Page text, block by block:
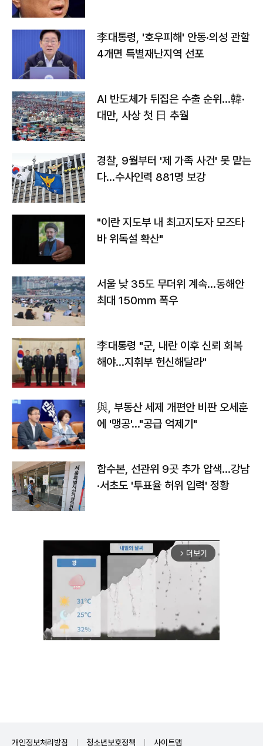
李대통령, '호우피해' 안동·의성 관할
4개면 특별재난지역 선포
AI 반도체가 뒤집은 수출 순위…韓·
대만, 사상 첫 日 추월
경찰, 9월부터 '제 가족 사건' 못 맡는
다…수사인력 881명 보강
"이란 지도부 내 최고지도자 모즈타
바 위독설 확산"
서울 낮 35도 무더위 계속…동해안
최대 150㎜ 폭우
李대통령 "군, 내란 이후 신뢰 회복
해야…지휘부 헌신해달라"
與, 부동산 세제 개편안 비판 오세훈
에 '맹공'…"공급 억제기"
합수본, 선관위 9곳 추가 압색…강남
·서초도 '투표율 허위 입력' 정황
arrow_forward_ios 더보기
개인정보처리방침 청소년보호정책 사이트맵